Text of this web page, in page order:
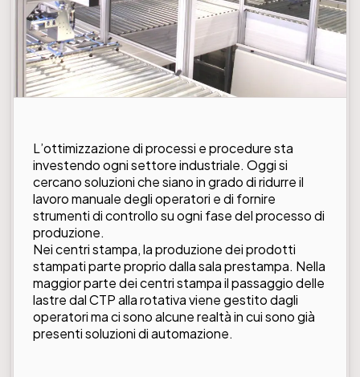
L’ottimizzazione di processi e procedure sta
investendo ogni settore industriale. Oggi si
cercano soluzioni che siano in grado di ridurre il
lavoro manuale degli operatori e di fornire
strumenti di controllo su ogni fase del processo di
produzione.
Nei centri stampa, la produzione dei prodotti
stampati parte proprio dalla sala prestampa. Nella
maggior parte dei centri stampa il passaggio delle
lastre dal CTP alla rotativa viene gestito dagli
operatori ma ci sono alcune realtà in cui sono già
presenti soluzioni di automazione.